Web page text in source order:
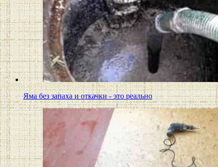
Яма без запаха и откачки - это реально